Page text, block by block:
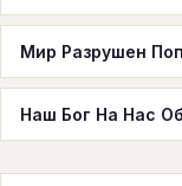
Мир Разрушен
Наш Бог На Нас